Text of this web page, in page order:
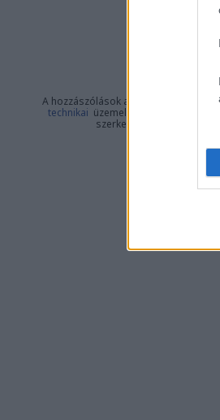
A
https://
A hozzászólások a vonatkozó
technikai üzemeltetője semmilyen
szerkesztőjéhez. Részletek